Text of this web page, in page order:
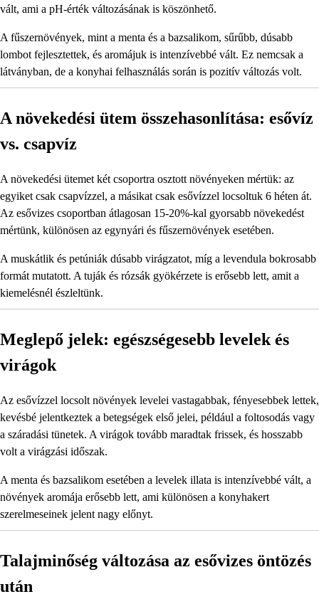
vált, ami a pH-érték változásának is köszönhető.
A fűszernövények, mint a menta és a bazsalikom, sűrűbb, dúsabb
lombot fejlesztettek, és aromájuk is intenzívebbé vált. Ez nemcsak a
látványban, de a konyhai felhasználás során is pozitív változás volt.
A növekedési ütem összehasonlítása: esővíz
vs. csapvíz
A növekedési ütemet két csoportra osztott növényeken mértük: az
egyiket csak csapvízzel, a másikat csak esővízzel locsoltuk 6 héten át.
Az esővizes csoportban átlagosan 15-20%-kal gyorsabb növekedést
mértünk, különösen az egynyári és fűszernövények esetében.
A muskátlik és petúniák dúsabb virágzatot, míg a levendula bokrosabb
formát mutatott. A tuják és rózsák gyökérzete is erősebb lett, amit a
kiemelésnél észleltünk.
Meglepő jelek: egészségesebb levelek és
virágok
Az esővízzel locsolt növények levelei vastagabbak, fényesebbek lettek,
kevésbé jelentkeztek a betegségek első jelei, például a foltosodás vagy
a száradási tünetek. A virágok tovább maradtak frissek, és hosszabb
volt a virágzási időszak.
A menta és bazsalikom esetében a levelek illata is intenzívebbé vált, a
növények aromája erősebb lett, ami különösen a konyhakert
szerelmeseinek jelent nagy előnyt.
Talajminőség változása az esővizes öntözés
után